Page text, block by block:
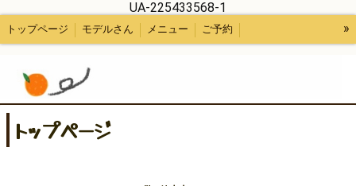
UA-225433568-1
トップページ モデルさん メニュー ご予約 »
トップページ